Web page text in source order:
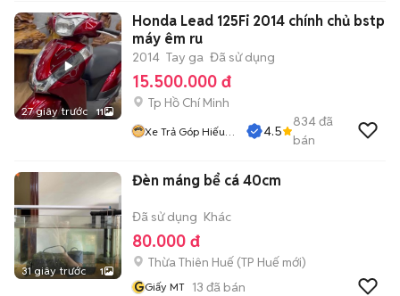
27 giây trước 11
Honda Lead 125Fi 2014 chính chủ bstp
máy êm ru
2014 Tay ga Đã sử dụng
15.500.000 đ
Tp Hồ Chí Minh
Xe Trả Góp Hiếu
4.5
834đã
bán
31 giây trước 1
Đèn máng bể cá 40cm
Đã sử dụng Khác
80.000 đ
Thừa Thiên Huế (TP Huế mới)
GGiấy MT 13 đã bán